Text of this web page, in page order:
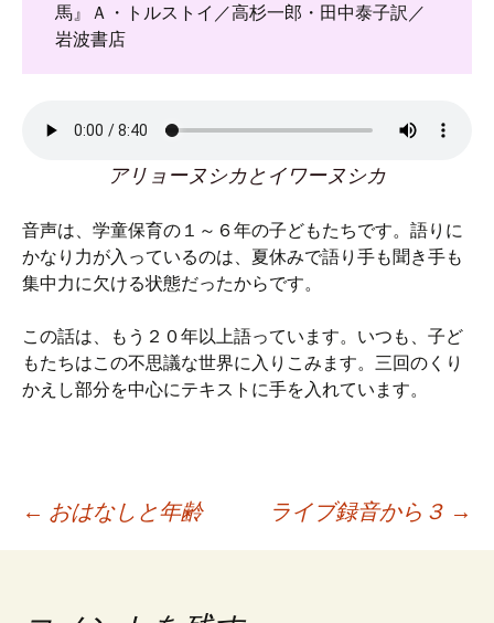
馬』Ａ・トルストイ／高杉一郎・田中泰子訳／
岩波書店
アリョーヌシカとイワーヌシカ
音声は、学童保育の１～６年の子どもたちです。語りに
かなり力が入っているのは、夏休みで語り手も聞き手も
集中力に欠ける状態だったからです。
この話は、もう２０年以上語っています。いつも、子ど
もたちはこの不思議な世界に入りこみます。三回のくり
かえし部分を中心にテキストに手を入れています。
投
← おはなしと年齢 ライブ録音から３ →